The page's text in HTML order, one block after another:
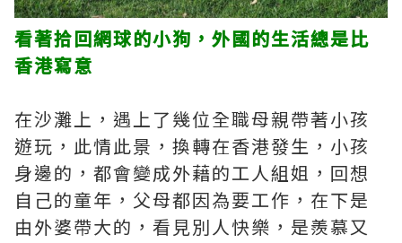
看著拾回網球的小狗，外國的生活總是比
香港寫意
在沙灘上，遇上了幾位全職母親帶著小孩
遊玩，此情此景，換轉在香港發生，小孩
身邊的，都會變成外藉的工人組姐，回想
自己的童年，父母都因為要工作，在下是
由外婆帶大的，看見別人快樂，是羨慕又